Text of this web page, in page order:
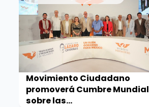
Movimiento Ciudadano
promoverá Cumbre Mundial
sobre las...